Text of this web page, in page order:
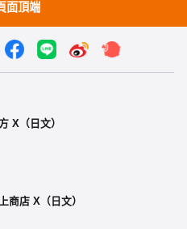
面頂端
X（日文）
店 X（日文）